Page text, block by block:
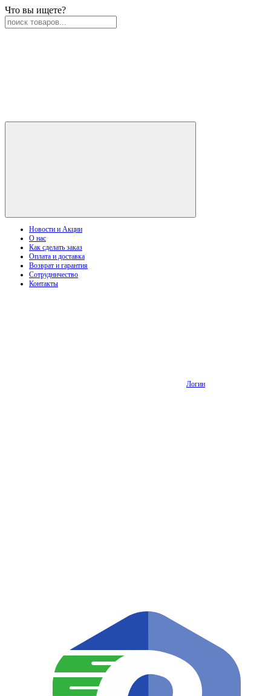
Что вы ищете?
Новости и Акции
О нас
Как сделать заказ
Оплата и доставка
Возврат и гарантия
Сотрудничество
Контакты
Логин